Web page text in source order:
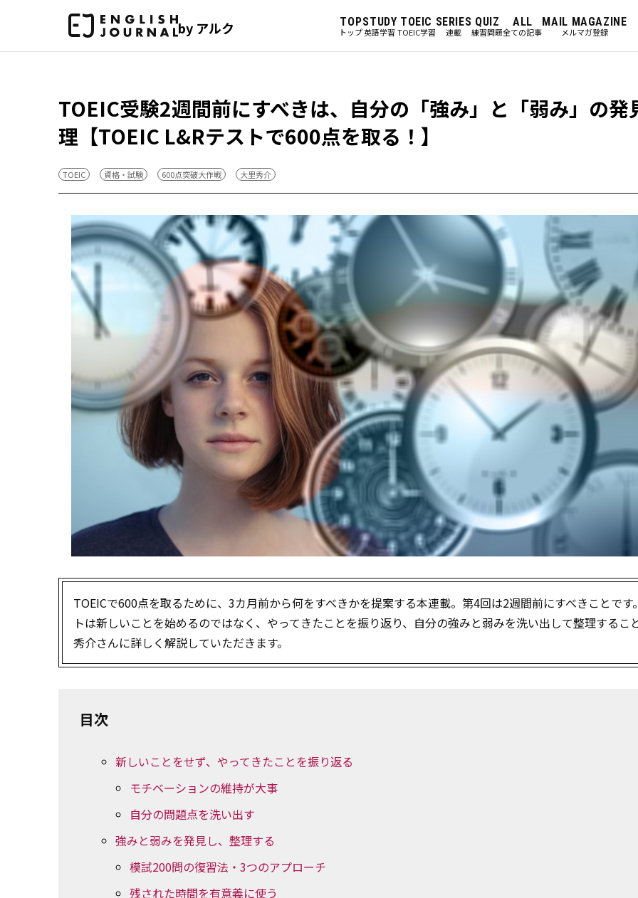
by アルク TOP
トップ
STUDY
英語学習
TOEIC
TOEIC学習
SERIES
連載
QUIZ
練習問題
ALL
全ての記事
MAIL MAGAZINE
メルマガ登録
TOEIC受験2週間前にすべきは、自分の「強み」と「弱み」の発
理【TOEIC L&Rテストで600点を取る！】
TOEIC 資格・試験 600点突破大作戦 大里秀介
TOEICで600点を取るために、3カ月前から何をすべきかを提案する本連載。第4回は2週間前にすべきことです
トは新しいことを始めるのではなく、やってきたことを振り返り、自分の強みと弱みを洗い出して整理するこ
秀介さんに詳しく解説していただきます。
目次
新しいことをせず、やってきたことを振り返る
モチベーションの維持が大事
自分の問題点を洗い出す
強みと弱みを発見し、整理する
模試200問の復習法・3つのアプローチ
残された時間を有意義に使う